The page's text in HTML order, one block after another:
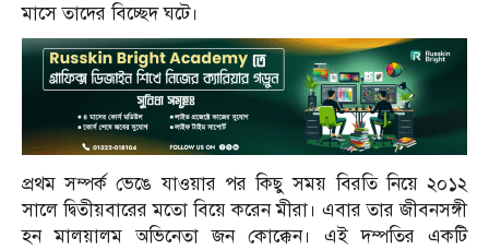
মাসে তাদের বিচ্ছেদ ঘটে।
প্রথম সম্পর্ক ভেঙে যাওয়ার পর কিছু সময় বিরতি নিয়ে ২০১২
সালে দ্বিতীয়বারের মতো বিয়ে করেন মীরা। এবার তার জীবনসঙ্গী
হন মালয়ালম অভিনেতা জন কোক্কেন। এই দম্পতির একটি